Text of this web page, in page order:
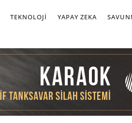
TEKNOLOJI YAPAY ZEKA